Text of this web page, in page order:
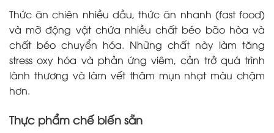
Thức ăn chiên nhiều dầu, thức ăn nhanh (fast food)
và mỡ động vật chứa nhiều chất béo bão hòa và
chất béo chuyển hóa. Những chất này làm tăng
stress oxy hóa và phản ứng viêm, cản trở quá trình
lành thương và làm vết thâm mụn nhạt màu chậm
hơn.
Thực phẩm chế biến sẵn